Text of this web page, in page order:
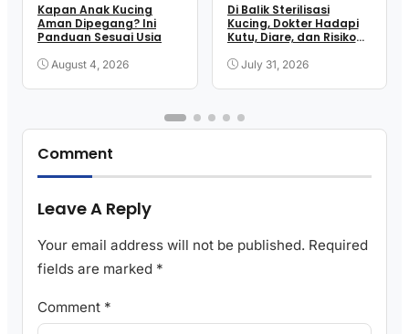
Kapan Anak Kucing
Aman Dipegang? Ini
Panduan Sesuai Usia
August 4, 2026
Di Balik Sterilisasi
Kucing, Dokter Hadapi
Kutu, Diare, dan Risiko
July 31, 2026
Comment
Leave A Reply
Your email address will not be published. Required
fields are marked *
Comment *